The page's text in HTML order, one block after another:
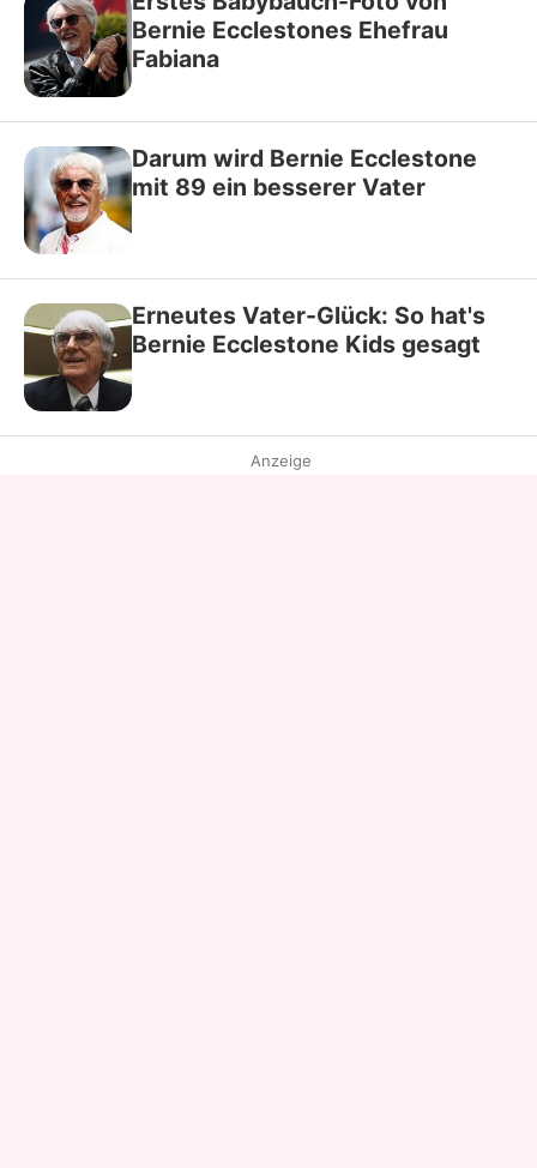
Bernie Ecclestones Ehefrau
Fabiana
Darum wird Bernie Ecclestone
mit 89 ein besserer Vater
Erneutes Vater-Glück: So hat's
Bernie Ecclestone Kids gesagt
Anzeige